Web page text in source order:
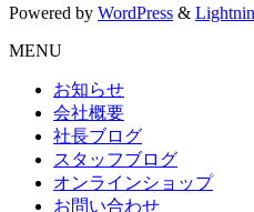
Powered by WordPress &
MENU
お知らせ
会社概要
社長ブログ
スタッフブログ
オンラインショップ
お問い合わせ